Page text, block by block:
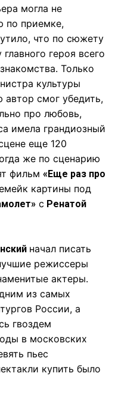
могла не
по приемке,
что по сюжету
героя всего
Только
культуры
автор смог убедить,
про любовь,
имела грандиозный
еще 120
же по сценарию
фильм «Еще раз про
картины под
с Ренатой
начал писать
режиссеры
актеры.
из самых
России, а
гвоздем
в московских
пьес
купить было